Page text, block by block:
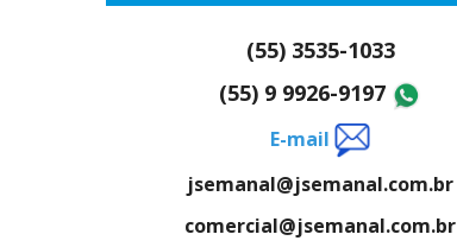
(55) 3535-1033
(55) 9 9926-9197
E-mail
jsemanal@jsemanal.com.br
comercial@jsemanal.com.br